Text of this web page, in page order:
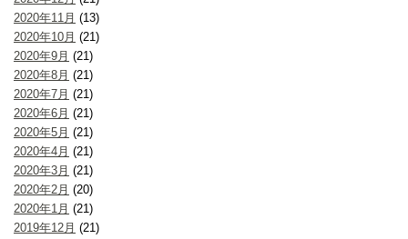
2020年11月 (13)
2020年10月 (21)
2020年9月 (21)
2020年8月 (21)
2020年7月 (21)
2020年6月 (21)
2020年5月 (21)
2020年4月 (21)
2020年3月 (21)
2020年2月 (20)
2020年1月 (21)
2019年12月 (21)